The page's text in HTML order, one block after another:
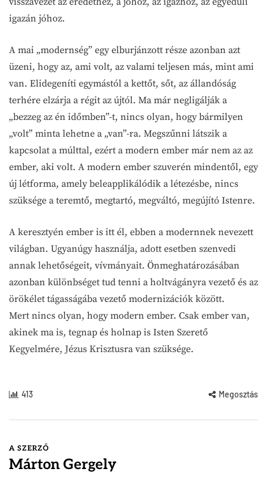
igazán jóhoz.
A mai „modernség” egy elburjánzott része azonban azt
üzeni, hogy az, ami volt, az valami teljesen más, mint ami
van. Elidegeníti egymástól a kettőt, sőt, az állandóság
terhére elzárja a régit az újtól. Ma már negligálják a
„bezzeg az én időmben”-t, nincs olyan, hogy bármilyen
„volt” minta lehetne a „van”-ra. Megszűnni látszik a
kapcsolat a múlttal, ezért a modern ember már nem az az
ember, aki volt. A modern ember szuverén mindentől, egy
új létforma, amely beleapplikálódik a létezésbe, nincs
szüksége a teremtő, megtartó, megváltó, megújító Istenre.
A keresztyén ember is itt él, ebben a modernnek nevezett
világban. Ugyanúgy használja, adott esetben szenvedi
annak lehetőségeit, vívmányait. Önmeghatározásában
azonban különbséget tud tenni a holtvágányra vezető és az
örökélet tágasságába vezető modernizációk között.
Mert nincs olyan, hogy modern ember. Csak ember van,
akinek ma is, tegnap és holnap is Isten Szerető
Kegyelmére, Jézus Krisztusra van szüksége.
413 Megosztás
A SZERZŐ
Márton Gergely